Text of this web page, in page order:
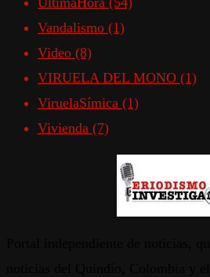
Vandalismo (1)
Video (8)
VIRUELA DEL MONO (1)
ViruelaSímica (1)
Vivienda (7)